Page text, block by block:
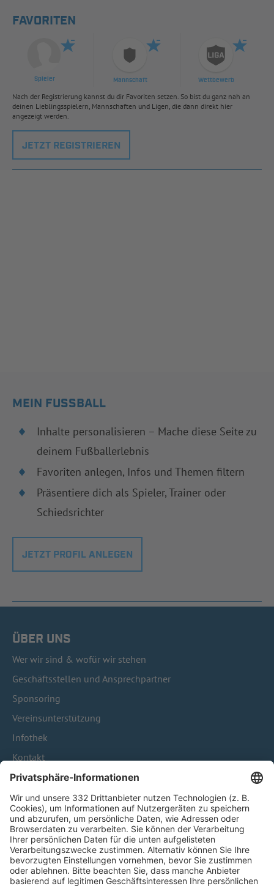
FAVORITEN
Spieler Mannschaft Wettbewerb
Nach der Registrierung kannst du dir Favoriten setzen. So bist du ganz nah an
deinen Lieblingsspielern, Mannschaften und Ligen, die dann direkt hier
angezeigt werden.
JETZT REGISTRIEREN
MEIN FUSSBALL
Inhalte personalisieren – Mache diese Seite zu
deinem Fußballerlebnis
Favoriten anlegen, Infos und Themen filtern
Präsentiere dich als Spieler, Trainer oder
Schiedsrichter
JETZT PROFIL ANLEGEN
ÜBER UNS
Wer wir sind & wofür wir stehen
Geschäftsstellen und Ansprechpartner
Sponsoring
Vereinsunterstützung
Infothek
Kontakt
HÄUFIG BESUCHTE SEITEN
Pässe und Vereinswechsel
Trainerausbildung
Schulungsangebot Vereinsmitarbeiter
BFV-Geschäftsstellen